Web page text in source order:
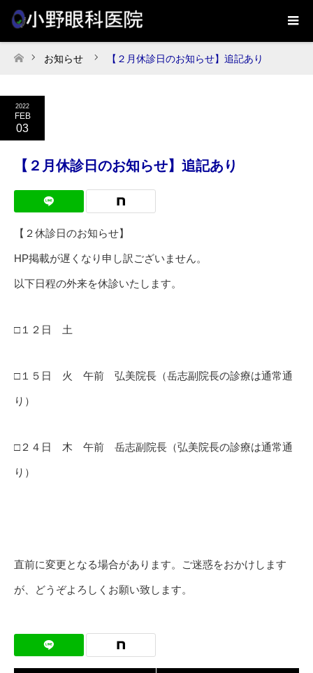
ホーム
お知らせ 【２月休診日のお知らせ】追記あり
2022
FEB
03
【２月休診日のお知らせ】追記あり
【２休診日のお知らせ】
HP掲載が遅くなり申し訳ございません。
以下日程の外来を休診いたします。
□１２日 土
□１５日 火 午前 弘美院長（岳志副院長の診療は通常通
り）
□２４日 木 午前 岳志副院長（弘美院長の診療は通常通
り）
直前に変更となる場合があります。ご迷惑をおかけします
が、どうぞよろしくお願い致します。